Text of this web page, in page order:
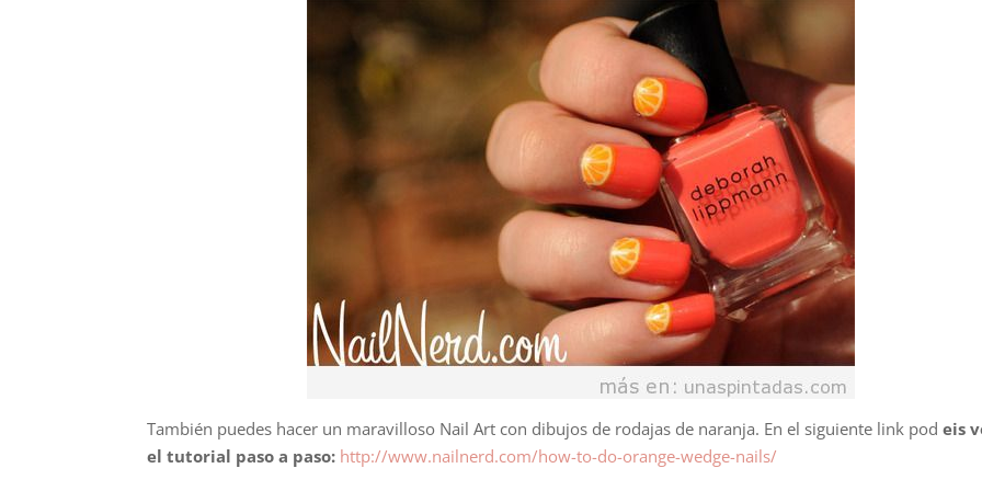
También puedes hacer un maravilloso Nail Art con dibujos de rodajas de naranja. En el siguiente link pod eis
el tutorial paso a paso: http://www.nailnerd.com/how-to-do-orange-wedge-nails/